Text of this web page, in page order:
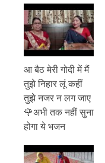
आ बैठ मेरी गोदी में मैं
तुझे निहार लूं कहीं
तुझे नजर न लग जाए
🌹अभी तक नहीं सुना
होगा ये भजन